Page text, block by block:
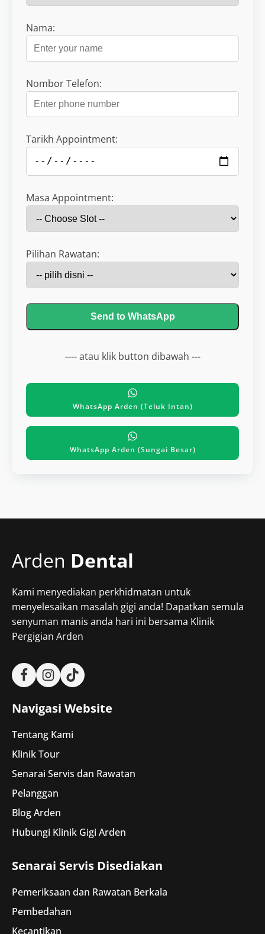
Nama:
Nombor Telefon:
Tarikh Appointment:
Masa Appointment:
Pilihan Rawatan:
Send to WhatsApp
---- atau klik button dibawah ---
WhatsApp Arden (Teluk Intan)
WhatsApp Arden (Sungai Besar)
Arden Dental
Kami menyediakan perkhidmatan untuk
menyelesaikan masalah gigi anda! Dapatkan semula
senyuman manis anda hari ini bersama Klinik
Pergigian Arden
Navigasi Website
Tentang Kami
Klinik Tour
Senarai Servis dan Rawatan
Pelanggan
Blog Arden
Hubungi Klinik Gigi Arden
Senarai Servis Disediakan
Pemeriksaan dan Rawatan Berkala
Pembedahan
Kecantikan